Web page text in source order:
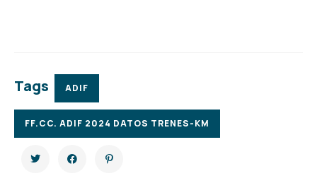
Tags ADIF
FF.CC. ADIF 2024 DATOS TRENES-KM